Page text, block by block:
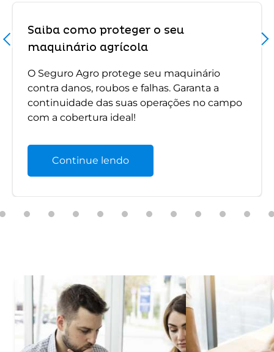
Saiba como proteger o seu
maquinário agrícola
O Seguro Agro protege seu maquinário
contra danos, roubos e falhas. Garanta a
continuidade das suas operações no campo
com a cobertura ideal!
Continue lendo